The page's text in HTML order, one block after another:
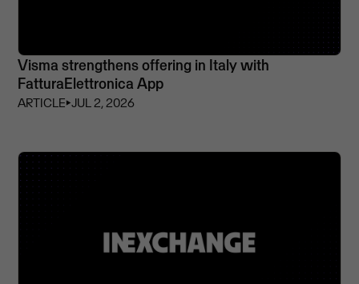
Visma strengthens offering in Italy with
FatturaElettronica App
ARTICLE⏵JUL 2, 2026